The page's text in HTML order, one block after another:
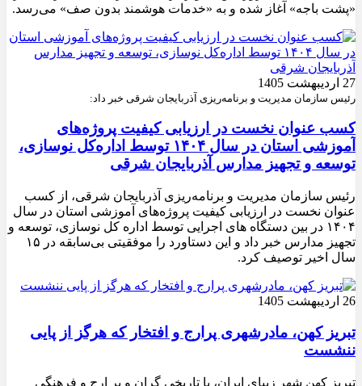
«پشت باجه» آغاز شده و به «خدمات هوشمند بدون صف» می‌رسد.
27 اردیبهشت 1405
رئیس سازمان مدیریت و برنامه‌ریزی آذربایجان شرقی خبر داد:
کسب عنوان نخست در ارزیابی کیفیت پروژه‌های
آموزشی استان در سال ۱۴۰۴ توسط اداره‌کل نوسازی،
توسعه و تجهیز مدارس آذربایجان شرقی
رئیس سازمان مدیریت و برنامه‌ریزی آذربایجان شرقی، از کسب
عنوان نخست در ارزیابی کیفیت پروژه‌های آموزشی استان در سال
۱۴۰۴ در بین دستگاه های اجرایی توسط اداره کل نوسازی، توسعه و
تجهیز مدارس خبر داد و این دستاورد را موفقیتی بی‌سابقه در ۱۵
سال اخیر توصیف کرد.
26 اردیبهشت 1405
تبریز کهن، مادرشهری پرارج و افتخار که هرگز از پایی
ننشست
تبریز کهن شهر زیبای ایران، با تاریخی گران و پر ارج و فرهنگی